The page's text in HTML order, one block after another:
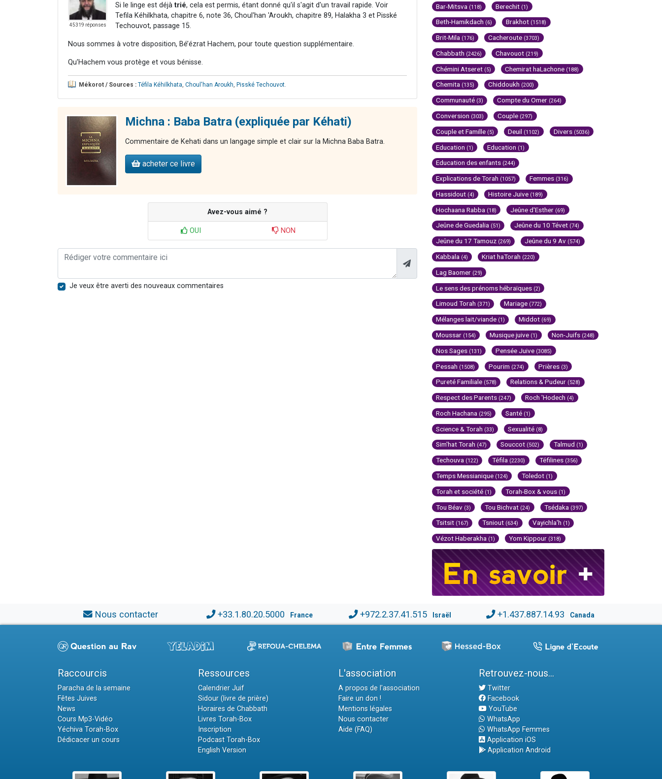
45319 réponses
Si le linge est déjàtrié, cela est permis, étant donné qu'il s'agit d'un travail rapide. Voir
Tefila Kéhilkhata, chapitre 6, note 36, Choul'han 'Aroukh, chapitre 89, Halakha 3 et Pisské
Techouvot, passage 15.
Nous sommes à votre disposition, Bé’ézrat Hachem, pour toute question supplémentaire.
Qu’Hachem vous protège et vous bénisse.
Mékorot / Sources : Téfila Kéhilkhata Choul'han Aroukh Pisské Techouvot
Michna : Baba Batra (expliquée par Kéhati)
Commentaire de Kehati dans un langage simple et clair sur la Michna Baba Batra.
acheter ce livre
Avez-vous aimé ?
OUI NON
Je veux être averti des nouveaux commentaires
Bar-Mitsva (118) Berechit (1)
Beth-Hamikdach (6) Brakhot (1518)
Brit-Mila (176) Cacheroute (3703)
Chabbath (2426) Chavouot (219)
Chémini Atseret (5) Chemirat haLachone (188)
Chemita (135) Chiddoukh (200)
Communauté (3) Compte du Omer (264)
Conversion (303) Couple (297)
Couple et Famille (5) Deuil (1102) Divers (5036)
Education (1) Education (1)
Education des enfants (244)
Explications de Torah (1057) Femmes (316)
Hassidout (4) Histoire Juive (189)
Hochaana Rabba (18) Jeûne d'Esther (69)
Jeûne de Guedalia (51) Jeûne du 10 Tévet (74)
Jeûne du 17 Tamouz (269) Jeûne du 9 Av (574)
Kabbala (4) Kriat haTorah (220)
Lag Baomer (29)
Le sens des prénoms hébraïques (2)
Limoud Torah (371) Mariage (772)
Mélanges lait/viande (1) Middot (69)
Moussar (154) Musique juive (1) Non-Juifs (248)
Nos Sages (131) Pensée Juive (3085)
Pessah (1508) Pourim (274) Prières (3)
Pureté Familiale (578) Relations & Pudeur (528)
Respect des Parents (247) Roch 'Hodech (4)
Roch Hachana (295) Santé (1)
Science & Torah (33) Sexualité (8)
Sim'hat Torah (47) Souccot (502) Talmud (1)
Techouva (122) Téfila (2230) Téfilines (356)
Temps Messianique (124) Toledot (1)
Torah et société (1) Torah-Box & vous (1)
Tou Béav (3) Tou Bichvat (24) Tsédaka (397)
Tsitsit (167) Tsniout (634) Vayichla'h (1)
Vézot Haberakha (1) Yom Kippour (318)
Nous contacter +33.1.80.20.5000 France +972.2.37.41.515 Israël +1.437.887.14.93 Canada
Raccourcis
Paracha de la semaine
Fêtes Juives
News
Cours Mp3-Vidéo
Yéchiva Torah-Box
Dédicacer un cours
Ressources
Calendrier Juif
Sidour (livre de prière)
Horaires de Chabbath
Livres Torah-Box
Inscription
Podcast Torah-Box
English Version
L'association
A propos de l'association
Faire un don !
Mentions légales
Nous contacter
Aide (FAQ)
Retrouvez-nous...
Twitter
Facebook
YouTube
WhatsApp
WhatsApp Femmes
Application iOS
Application Android